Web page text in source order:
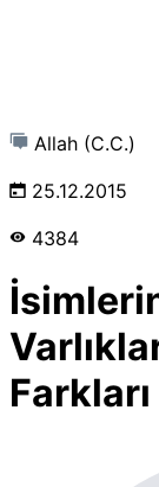
Allah (C.C.)
25.12.2015
4384
Farkları